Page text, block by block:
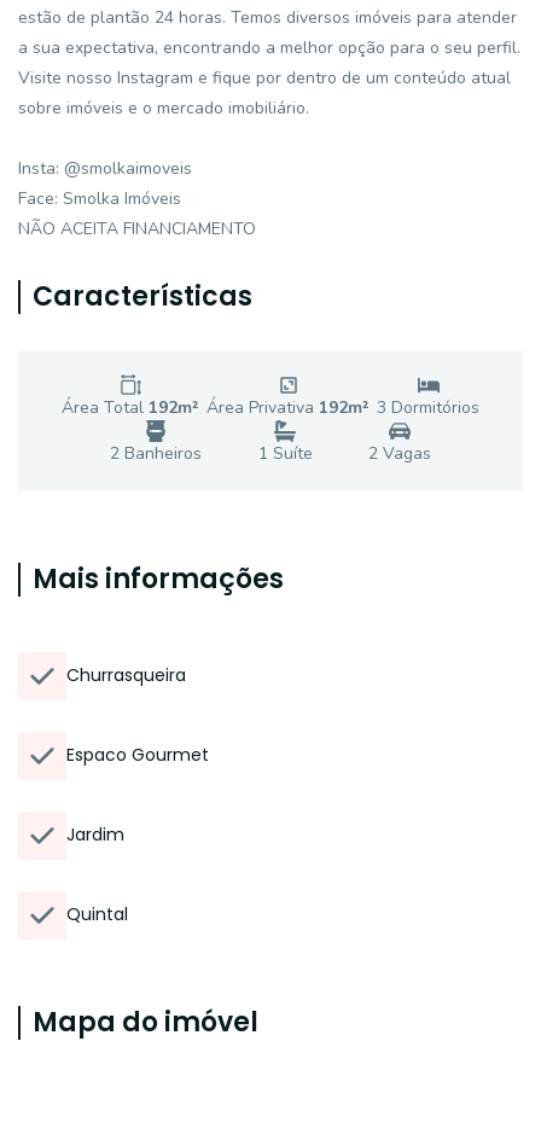
estão de plantão 24 horas. Temos diversos imóveis para atender
a sua expectativa, encontrando a melhor opção para o seu perfil.
Visite nosso Instagram e fique por dentro de um conteúdo atual
sobre imóveis e o mercado imobiliário.
Insta: @smolkaimoveis
Face: Smolka Imóveis
NÃO ACEITA FINANCIAMENTO
Características
Área Total 192m² Área Privativa 192m² 3 Dormitórios
2 Banheiros 1 Suíte 2Vagas
Mais informações
Churrasqueira
Espaco Gourmet
Jardim
Quintal
Mapa do imóvel